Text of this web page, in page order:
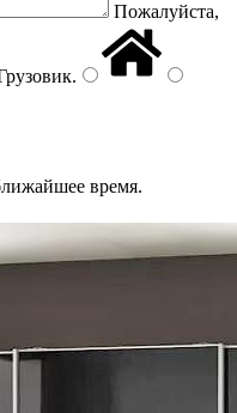
Пожалуйста,
.
время.